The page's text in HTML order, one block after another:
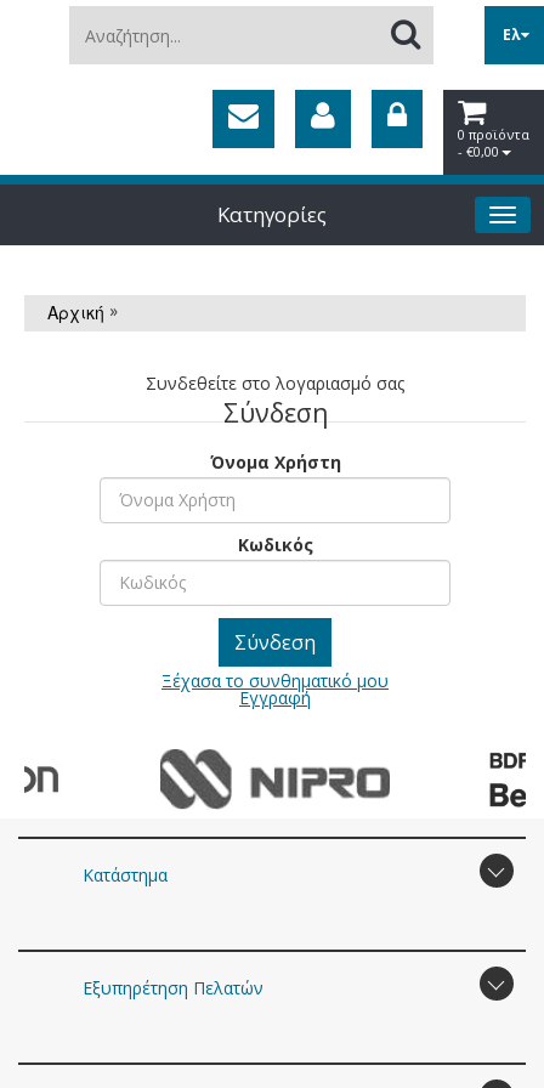
Αναζήτηση...
Ελ
0 προϊόντα
- €0,00
Κατηγορίες
Αρχική »
Συνδεθείτε στο λογαριασμό σας
Σύνδεση
Όνομα Χρήστη
Κωδικός
Ξέχασα το συνθηματικό μου
Εγγραφή
Κατάστημα
Εξυπηρέτηση Πελατών